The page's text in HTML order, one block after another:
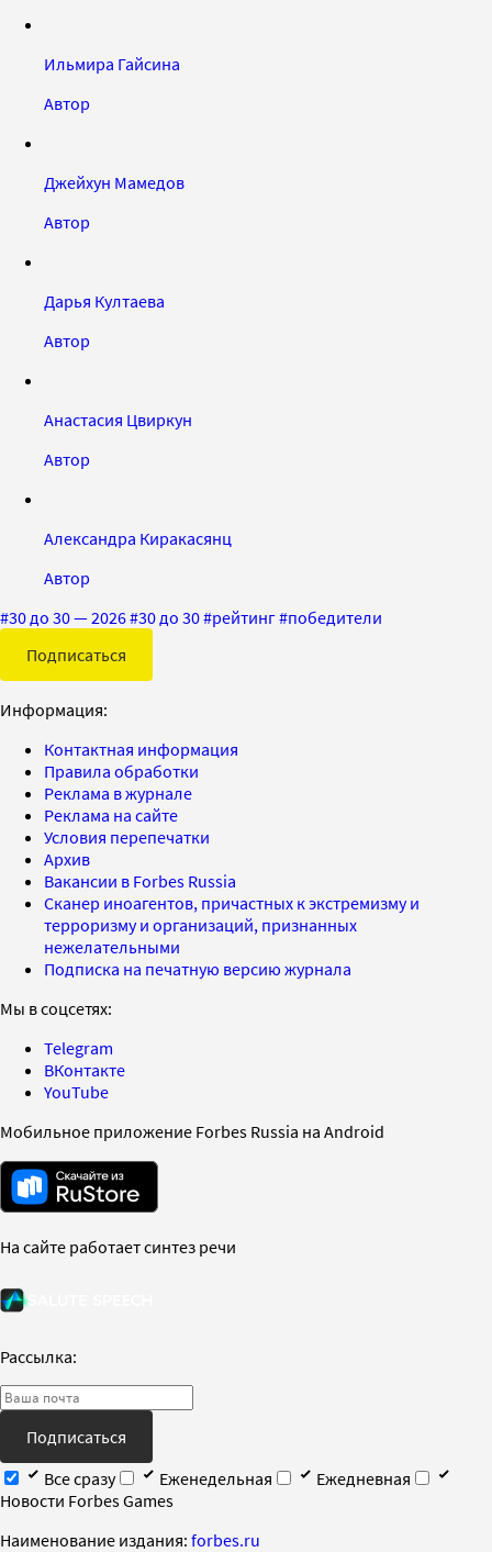
Ильмира Гайсина
Автор
Джейхун Мамедов
Автор
Дарья Култаева
Автор
Анастасия Цвиркун
Автор
Александра Киракасянц
Автор
#30 до 30 — 2026#30 до 30#рейтинг#победители
Подписаться
Информация:
Контактная информация
Правила обработки
Реклама в журнале
Реклама на сайте
Условия перепечатки
Архив
Вакансии в Forbes Russia
Сканер иноагентов, причастных к экстремизму и
терроризму и организаций, признанных
нежелательными
Подписка на печатную версию журнала
Мы в соцсетях:
Telegram
ВКонтакте
YouTube
Мобильное приложение Forbes Russia на Android
На сайте работает синтез речи
Рассылка:
Подписаться
Все сразу
Еженедельная
Ежедневная
Новости Forbes Games
Наименование издания: forbes.ru